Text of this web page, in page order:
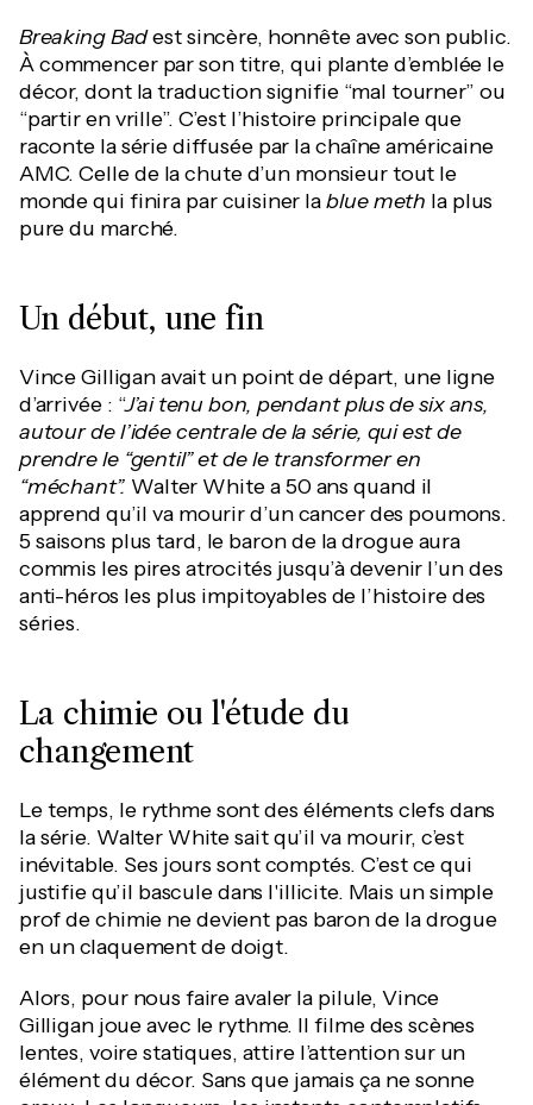
Breaking Badest sincère, honnête avec son public.
À commencer par son titre, qui plante d’emblée le
décor, dont la traduction signifie “mal tourner” ou
“partir en vrille”. C’est l’histoire principale que
raconte la série diffusée par la chaîne américaine
AMC. Celle de la chute d’un monsieur tout le
monde qui finira par cuisiner lablue meth la plus
pure du marché.
Un début, une fin
Vince Gilligan avait un point de départ, une ligne
d’arrivée : “J’ai tenu bon, pendant plus de six ans,
autour de l’idée centrale de la série, qui est de
prendre le “gentil” et de le transformer en
“méchant”. Walter White a 50 ans quand il
apprend qu’il va mourir d’un cancer des poumons.
5 saisons plus tard, le baron de la drogue aura
commis les pires atrocités jusqu’à devenir l’un des
anti-héros les plus impitoyables de l’histoire des
séries.
La chimie ou l'étude du
changement
Le temps, le rythme sont des éléments clefs dans
la série. Walter White sait qu’il va mourir, c’est
inévitable. Ses jours sont comptés. C’est ce qui
justifie qu’il bascule dans l'illicite. Mais un simple
prof de chimie ne devient pas baron de la drogue
en un claquement de doigt.
Alors, pour nous faire avaler la pilule, Vince
Gilligan joue avec le rythme. Il filme des scènes
lentes, voire statiques, attire l’attention sur un
élément du décor. Sans que jamais ça ne sonne